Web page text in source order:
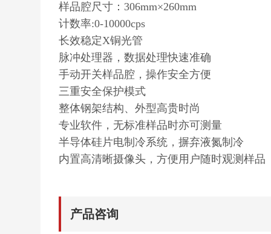
样品腔尺寸：306mm×260mm
计数率:0-10000cps
长效稳定X铜光管
脉冲处理器，数据处理快速准确
手动开关样品腔，操作安全方便
三重安全保护模式
整体钢架结构、外型高贵时尚
专业软件，无标准样品时亦可测量
半导体硅片电制冷系统，摒弃液氮制冷
内置高清晰摄像头，方便用户随时观测样品
产品咨询